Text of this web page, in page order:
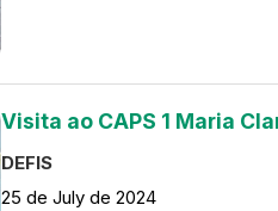
Visita ao CAPS 1 Maria
DEFIS
25 de July de 2024